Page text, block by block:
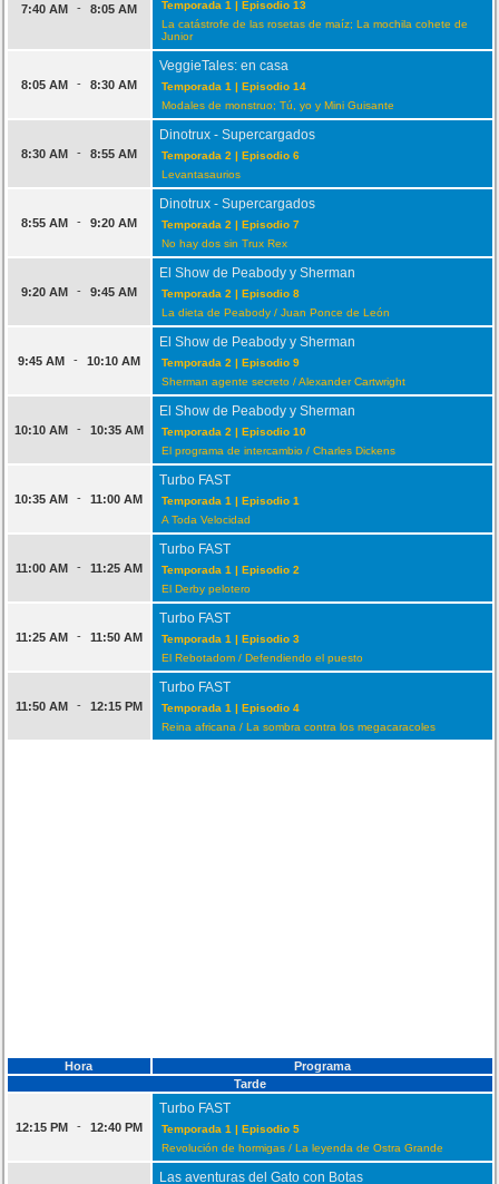
7:40 AM - 8:05 AM
Temporada 1 | Episodio 13
La catástrofe de las rosetas de maíz; La mochila cohete de
Junior
8:05 AM - 8:30 AM
VeggieTales: en casa
Temporada 1 | Episodio 14
Modales de monstruo; Tú, yo y Mini Guisante
8:30 AM - 8:55 AM
Dinotrux - Supercargados
Temporada 2 | Episodio 6
Levantasaurios
8:55 AM - 9:20 AM
Dinotrux - Supercargados
Temporada 2 | Episodio 7
No hay dos sin Trux Rex
9:20 AM - 9:45 AM
El Show de Peabody y Sherman
Temporada 2 | Episodio 8
La dieta de Peabody / Juan Ponce de León
9:45 AM - 10:10 AM
El Show de Peabody y Sherman
Temporada 2 | Episodio 9
Sherman agente secreto / Alexander Cartwright
10:10 AM - 10:35 AM
El Show de Peabody y Sherman
Temporada 2 | Episodio 10
El programa de intercambio / Charles Dickens
10:35 AM - 11:00 AM
Turbo FAST
Temporada 1 | Episodio 1
A Toda Velocidad
11:00 AM - 11:25 AM
Turbo FAST
Temporada 1 | Episodio 2
El Derby pelotero
11:25 AM - 11:50 AM
Turbo FAST
Temporada 1 | Episodio 3
El Rebotadom / Defendiendo el puesto
11:50 AM - 12:15 PM
Turbo FAST
Temporada 1 | Episodio 4
Reina africana / La sombra contra los megacaracoles
Hora
Programa
Tarde
12:15 PM - 12:40 PM
Turbo FAST
Temporada 1 | Episodio 5
Revolución de hormigas / La leyenda de Ostra Grande
Las aventuras del Gato con Botas